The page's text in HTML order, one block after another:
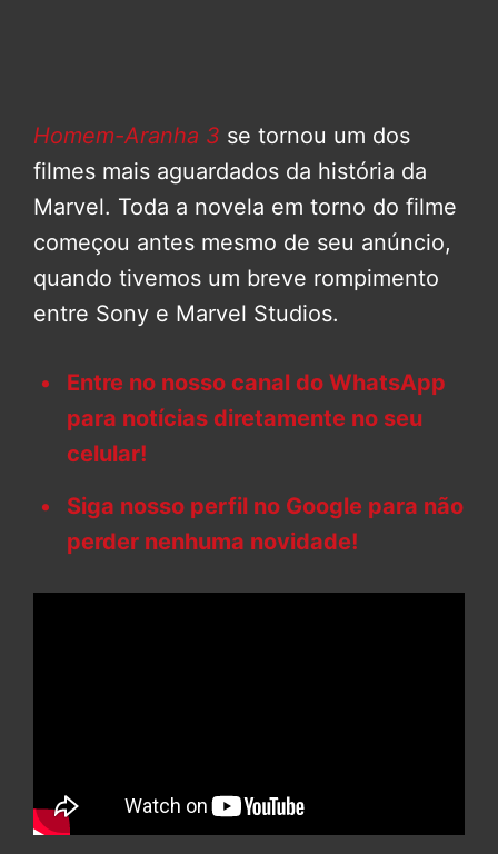
Homem-Aranha 3 se tornou um dos
filmes mais aguardados da história da
Marvel. Toda a novela em torno do filme
começou antes mesmo de seu anúncio,
quando tivemos um breve rompimento
entre Sony e Marvel Studios.
Entre no nosso canal do WhatsApp
para notícias diretamente no seu
celular!
Siga nosso perfil no Google para não
perder nenhuma novidade!